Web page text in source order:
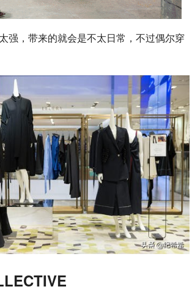
强，带来的就会是不太日常，不过偶尔穿